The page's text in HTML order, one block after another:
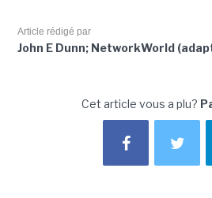
Article rédigé par
John E Dunn; NetworkWorld
Cet article vous a plu?